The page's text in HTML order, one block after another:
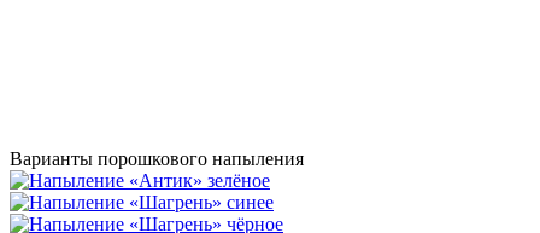
Варианты порошкового напыления